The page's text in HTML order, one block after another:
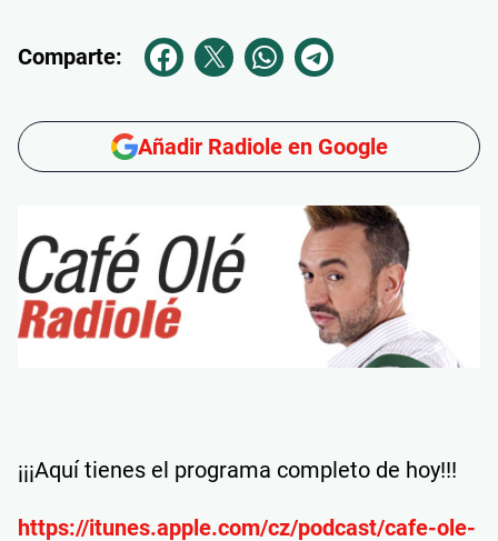
Comparte:
Añadir Radiole en Google
¡¡¡Aquí tienes el programa completo de hoy!!!
https://itunes.apple.com/cz/podcast/cafe-ole-